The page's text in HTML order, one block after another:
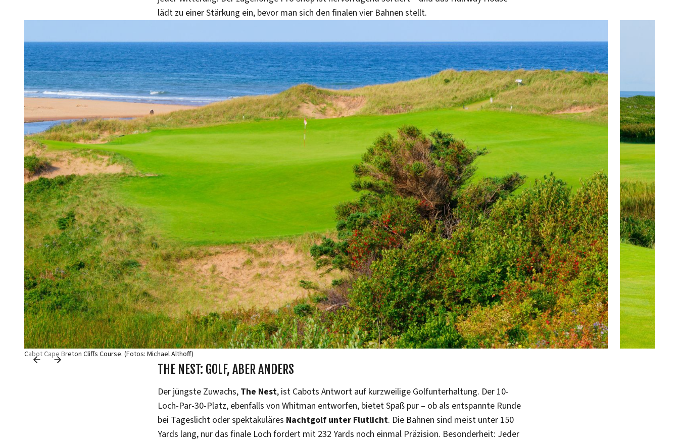
lädt zu einer Stärkung ein, bevor man sich den finalen vier Bahnen stellt.
Cabot Cape Breton Cliffs Course. (Fotos: Michael Althoff)
THE NEST: GOLF, ABER ANDERS
Der jüngste Zuwachs, The Nest, ist Cabots Antwort auf kurzweilige Golfunterhaltung. Der 10-
Loch-Par-30-Platz, ebenfalls von Whitman entworfen, bietet Spaß pur – ob als entspannte Runde
bei Tageslicht oder spektakuläres Nachtgolf unter Flutlicht. Die Bahnen sind meist unter 150
Yards lang, nur das finale Loch fordert mit 232 Yards noch einmal Präzision. Besonderheit: Jeder